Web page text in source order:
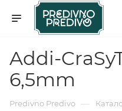
Addi-
6,5mm
Predivno Predivo —